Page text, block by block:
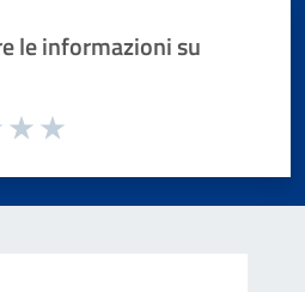
le informazioni su